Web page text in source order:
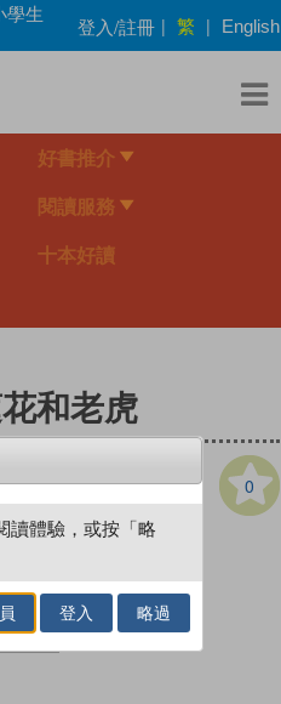
學生
登入/註冊 | 繁 | English
好書推介
閱讀服務
十本好讀
和老虎
0
讀體驗，或按「略
登入 略過